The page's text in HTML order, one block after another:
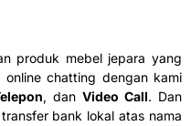
produk mebel jepara yang
online chatting dengan kami
, dan Video Call. Dan
bank lokal atas nama